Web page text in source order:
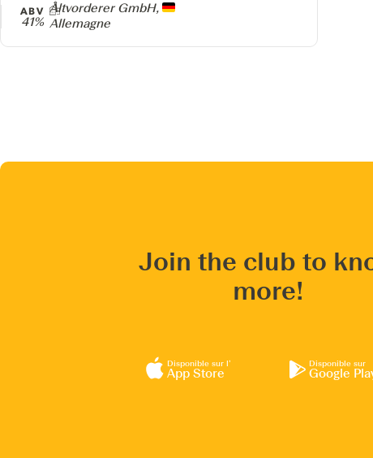
Producteur
Altvorderer GmbH,
Allemagne
ABV
41%
Join the club to
more!
Disponible sur l’
App Store
Disponible sur
Google